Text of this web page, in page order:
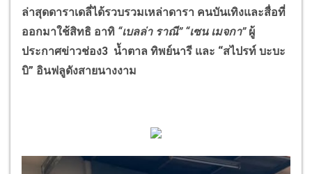
ล่าสุดดาราเดลี่ได้รวบรวมเหล่าดารา คนบันเทิงและสื่อที่
ออกมาใช้สิทธิ อาทิ “เบลล่า ราณี” “เซน เมจกา” ผู้
ประกาศข่าวช่อง3 น้ำตาล ทิพย์นารี และ “สไปรท์ บะบะ
บิ” อินฟลูดังสายนางงาม